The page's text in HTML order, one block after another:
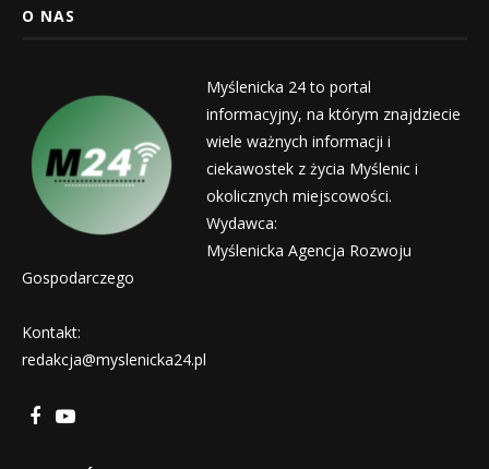
O NAS
Myślenicka 24 to portal
informacyjny, na którym znajdziecie
wiele ważnych informacji i
ciekawostek z życia Myślenic i
okolicznych miejscowości.
Wydawca:
Myślenicka Agencja Rozwoju
Gospodarczego
Kontakt:
redakcja@myslenicka24.pl